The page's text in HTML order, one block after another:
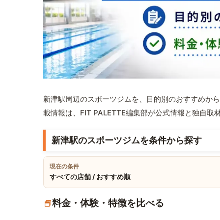
新津駅周辺のスポーツジムを、目的別のおすすめか
載情報は、FIT PALETTE編集部が公式情報と独自取
新津駅のスポーツジムを条件から探す
現在の条件
すべての店舗 / おすすめ順
料金・体験・特徴を比べる